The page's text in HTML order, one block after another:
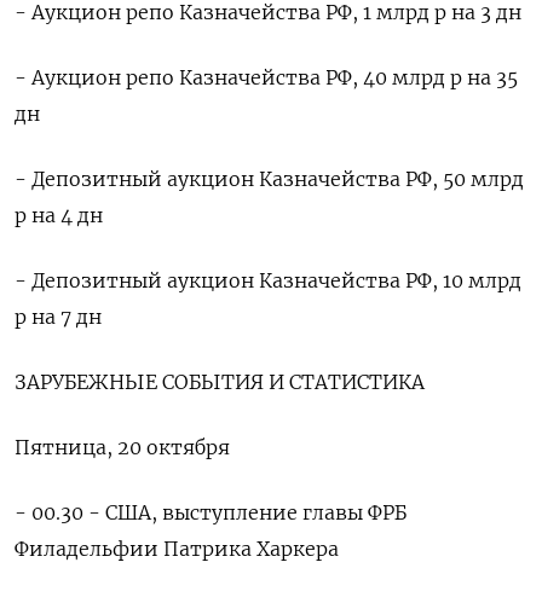
- Аукцион репо Казначейства РФ, 1 млрд р на 3 дн
- Аукцион репо Казначейства РФ, 40 млрд р на 35
дн
- Депозитный аукцион Казначейства РФ, 50 млрд
р на 4 дн
- Депозитный аукцион Казначейства РФ, 10 млрд
р на 7 дн
ЗАРУБЕЖНЫЕ СОБЫТИЯ И СТАТИСТИКА
Пятница, 20 октября
- 00.30 - США, выступление главы ФРБ
Филадельфии Патрика Харкера